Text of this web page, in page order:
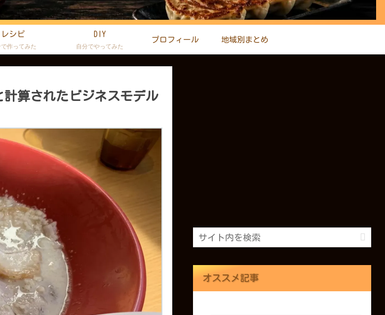
レシピ
作ってみた
DIY
自分でやってみた
プロフィール 地域別まとめ
計算されたビジネスモデル
オススメ記事